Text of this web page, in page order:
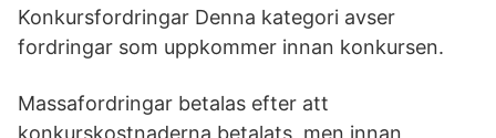
Konkursfordringar Denna kategori avser
fordringar som uppkommer innan konkursen.
Massafordringar betalas efter att
konkurskostnaderna betalats, men innan